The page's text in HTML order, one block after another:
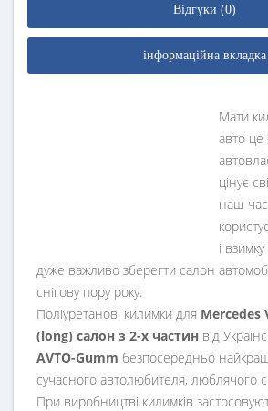
Відгуки (0)
інформаційна вкладка
Мати
авто
цінує
наш
і взимку
дуже важливо зберегти салон
снігову пору року.
Поліуретанові килимки для Mercedes
(long) салон з 2-х частин від
AVTO-Gumm безпосередньо
сучасного автолюбителя, люблячого
При виробництві килимків